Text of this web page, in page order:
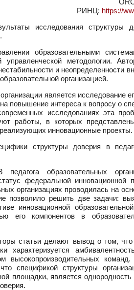
РИНЦ: https://
исследования структуры
образовательными
управленческой методологии.
и неопределенности
организацией.
является исследование
повышение интереса к вопросу о
исследованиях эта
работы, в которых
инновационные проекты.
структуры доверия в
педагога образовательных
федеральной инновационной
организациях проводилась на
позволило решить две задачи:
инновационной
его компонентов в
статьи делают вывод о том, что
характеризуется
высокопроизводительных
спецификой структуры
площадки, является